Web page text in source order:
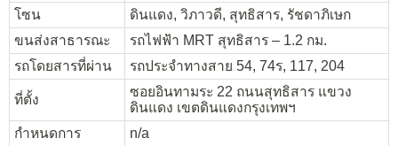
โซน
ดินแดง, วิภาวดี, สุทธิสาร, รัชดาภิเษก
ขนส่งสาธารณะ
รถไฟฟ้า MRT สุทธิสาร – 1.2 กม.
รถโดยสารที่ผ่าน
รถประจำทางสาย 54, 74ร, 117, 204
ที่ตั้ง
ซอยอินทามระ 22 ถนนสุทธิสาร แขวง
ดินแดง เขตดินแดงกรุงเทพฯ
กำหนดการ
n/a